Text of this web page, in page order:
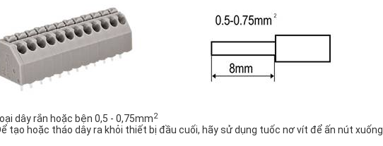
dây rắn hoặc bện 0,5 - 0,75mm2
tạo hoặc tháo dây ra khỏi thiết bị đầu cuối, hãy sử dụng tuốc nơ vít để ấn nút xuống.